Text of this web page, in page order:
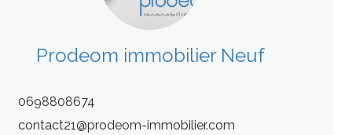
Prodeom immobilier Neuf
0698808674
contact21@prodeom-immobilier.com